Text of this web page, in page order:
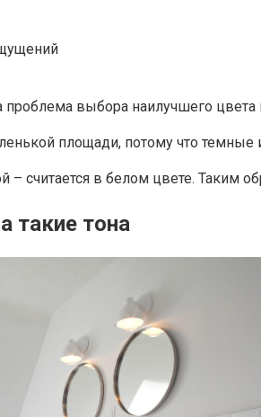
выбора наилучшего цвета
площади, потому что темные
считается в белом цвете. Таким
такие тона